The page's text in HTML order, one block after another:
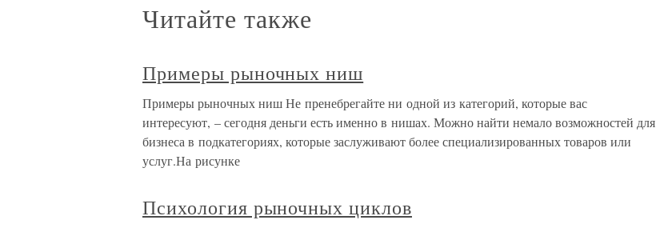
Читайте также
Примеры рыночных ниш
Примеры рыночных ниш Не пренебрегайте ни одной из категорий, которые вас
интересуют, – сегодня деньги есть именно в нишах. Можно найти немало возможностей для
бизнеса в подкатегориях, которые заслуживают более специализированных товаров или
услуг.На рисунке
Психология рыночных циклов